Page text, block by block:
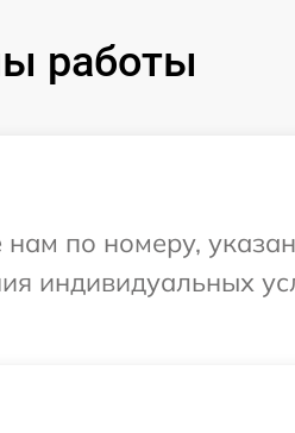
работы
по номеру,
индивидуальных